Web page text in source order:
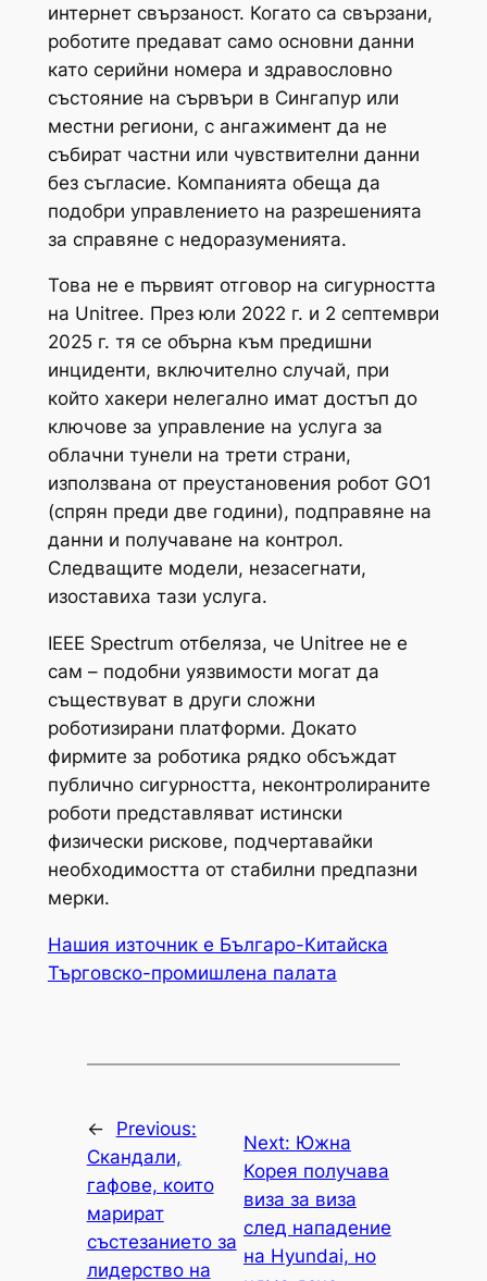
интернет свързаност. Когато са свързани,
роботите предават само основни данни
като серийни номера и здравословно
състояние на сървъри в Сингапур или
местни региони, с ангажимент да не
събират частни или чувствителни данни
без съгласие. Компанията обеща да
подобри управлението на разрешенията
за справяне с недоразуменията.
Това не е първият отговор на сигурността
на Unitree. През юли 2022 г. и 2 септември
2025 г. тя се обърна към предишни
инциденти, включително случай, при
който хакери нелегално имат достъп до
ключове за управление на услуга за
облачни тунели на трети страни,
използвана от преустановения робот GO1
(спрян преди две години), подправяне на
данни и получаване на контрол.
Следващите модели, незасегнати,
изоставиха тази услуга.
IEEE Spectrum отбеляза, че Unitree не е
сам – подобни уязвимости могат да
съществуват в други сложни
роботизирани платформи. Докато
фирмите за роботика рядко обсъждат
публично сигурността, неконтролираните
роботи представляват истински
физически рискове, подчертавайки
необходимостта от стабилни предпазни
мерки.
Нашия източник е Българо-Китайска
Търговско-промишлена палaта
←
Previous:
Скандали,
гафове, които
марират
състезанието за
лидерство на
Next: Южна
Корея получава
виза за виза
след нападение
на Hyundai, но